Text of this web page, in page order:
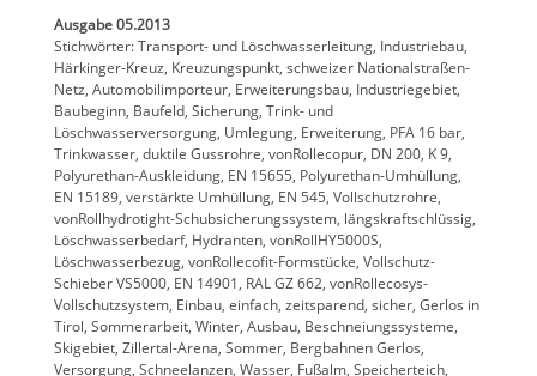
Ausgabe 05.2013
Stichwörter: Transport- und Löschwasserleitung, Industriebau,
Härkinger-Kreuz, Kreuzungspunkt, schweizer Nationalstraßen-
Netz, Automobilimporteur, Erweiterungsbau, Industriegebiet,
Baubeginn, Baufeld, Sicherung, Trink- und
Löschwasserversorgung, Umlegung, Erweiterung, PFA 16 bar,
Trinkwasser, duktile Gussrohre, vonRollecopur, DN 200, K 9,
Polyurethan-Auskleidung, EN 15655, Polyurethan-Umhüllung,
EN 15189, verstärkte Umhüllung, EN 545, Vollschutzrohre,
vonRollhydrotight-Schubsicherungssystem, längskraftschlüssig,
Löschwasserbedarf, Hydranten, vonRollHY5000S,
Löschwasserbezug, vonRollecofit-Formstücke, Vollschutz-
Schieber VS5000, EN 14901, RAL GZ 662, vonRollecosys-
Vollschutzsystem, Einbau, einfach, zeitsparend, sicher, Gerlos in
Tirol, Sommerarbeit, Winter, Ausbau, Beschneiungssysteme,
Skigebiet, Zillertal-Arena, Sommer, Bergbahnen Gerlos,
Versorgung, Schneelanzen, Wasser, Fußalm, Speicherteich,